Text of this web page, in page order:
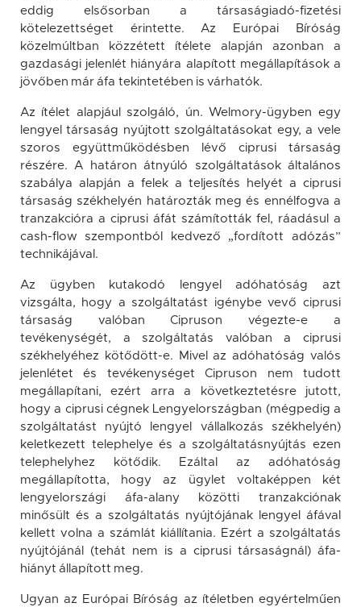
eddig elsősorban a társaságiadó-fizetési
kötelezettséget érintette. Az Európai Bíróság
közelmúltban közzétett ítélete alapján azonban a
gazdasági jelenlét hiányára alapított megállapítások a
jövőben már áfa tekintetében is várhatók.
Az ítélet alapjául szolgáló, ún. Welmory-ügyben egy
lengyel társaság nyújtott szolgáltatásokat egy, a vele
szoros együttműködésben lévő ciprusi társaság
részére. A határon átnyúló szolgáltatások általános
szabálya alapján a felek a teljesítés helyét a ciprusi
társaság székhelyén határozták meg és ennélfogva a
tranzakcióra a ciprusi áfát számították fel, ráadásul a
cash-flow szempontból kedvező „fordított adózás”
technikájával.
Az ügyben kutakodó lengyel adóhatóság azt
vizsgálta, hogy a szolgáltatást igénybe vevő ciprusi
társaság valóban Cipruson végezte-e a
tevékenységét, a szolgáltatás valóban a ciprusi
székhelyéhez kötődött-e. Mivel az adóhatóság valós
jelenlétet és tevékenységet Cipruson nem tudott
megállapítani, ezért arra a következtetésre jutott,
hogy a ciprusi cégnek Lengyelországban (mégpedig a
szolgáltatást nyújtó lengyel vállalkozás székhelyén)
keletkezett telephelye és a szolgáltatásnyújtás ezen
telephelyhez kötődik. Ezáltal az adóhatóság
megállapította, hogy az ügylet voltaképpen két
lengyelországi áfa-alany közötti tranzakciónak
minősült és a szolgáltatás nyújtójának lengyel áfával
kellett volna a számlát kiállítania. Ezért a szolgáltatás
nyújtójánál (tehát nem is a ciprusi társaságnál) áfa-
hiányt állapított meg.
Ugyan az Európai Bíróság az ítéletben egyértelműen